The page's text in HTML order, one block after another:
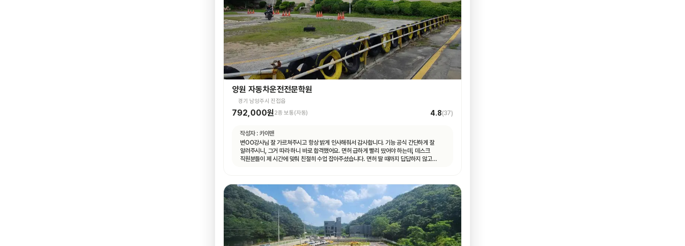
양원 자동차운전전문학원
경기 남양주시 진접읍
792,000원2종 보통(자동) 4.8(37)
작성자 : 카이맨
변OO강사님 잘 가르쳐주시고 항상 밝게 인사해줘서 감사합니다. 기능 공식 간단하게 잘
알려주시니, 그거 따라 하니 바로 합격했어요. 면허 급하게 빨리 땄어야 하는데, 데스크
직원분들이 제 시간에 맞춰 친절히 수업 잡아주셨습니다. 면허 딸 때까지 답답하지 않고